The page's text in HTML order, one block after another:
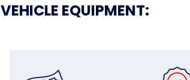
VEHICLE EQUIPMENT: